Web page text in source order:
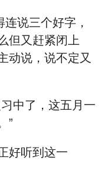
连说三个好字，
但又赶紧闭上
动说，说不定又
中了，这五月一
”
好听到这一